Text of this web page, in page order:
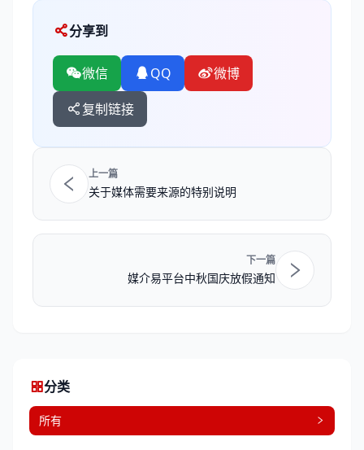
分享到
微信 QQ
微博
复制链接
上一篇
关于媒体需要来源的特别说明
下一篇
媒介易平台中秋国庆放假通知
分类
所有